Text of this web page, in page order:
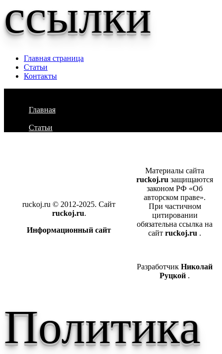
ссылки
Главная страница
Статьи
Контакты
Главная
Статьи
ruckoj.ru © 2012-2025. Сайт
ruckoj.ru.
Информационный сайт
Материалы сайта
ruckoj.ru защищаются
законом РФ «Об
авторском праве».
При частичном
цитировании
обязательна ссылка на
сайт ruckoj.ru .
Разработчик Николай
Руцкой .
Политика